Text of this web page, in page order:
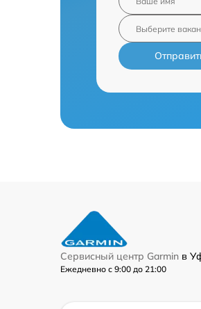
Сервисный центр Garmin в
Ежедневно с 9:00 до 21:00